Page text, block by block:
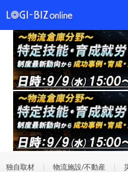
独自取材 物流施設/不動産